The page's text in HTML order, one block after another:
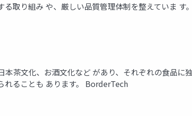
取り組み や、厳しい品質管理体制を整えていま す
茶文化、お酒文化など があり、それぞれの食品に
れることも あります。 BorderTech